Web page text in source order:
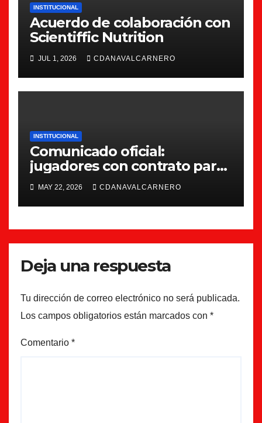
INSTITUCIONAL
Acuerdo de colaboración con
Scientiffic Nutrition
JUL 1, 2026 CDANAVALCARNERO
INSTITUCIONAL
Comunicado oficial:
jugadores con contrato para
la 26/27
MAY 22, 2026 CDANAVALCARNERO
Deja una respuesta
Tu dirección de correo electrónico no será publicada.
Los campos obligatorios están marcados con *
Comentario *